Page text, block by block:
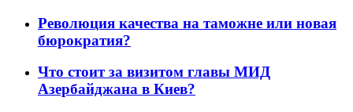
Революция качества на таможне или новая
бюрократия?
Что стоит за визитом главы МИД
Азербайджана в Киев?